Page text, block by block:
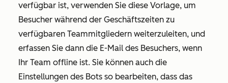
verfügbar ist, verwenden Sie diese Vorlage, um
Besucher während der Geschäftszeiten zu
verfügbaren Teammitgliedern weiterzuleiten, und
erfassen Sie dann die E-Mail des Besuchers, wenn
Ihr Team offline ist. Sie können auch die
Einstellungen des Bots so bearbeiten, dass das